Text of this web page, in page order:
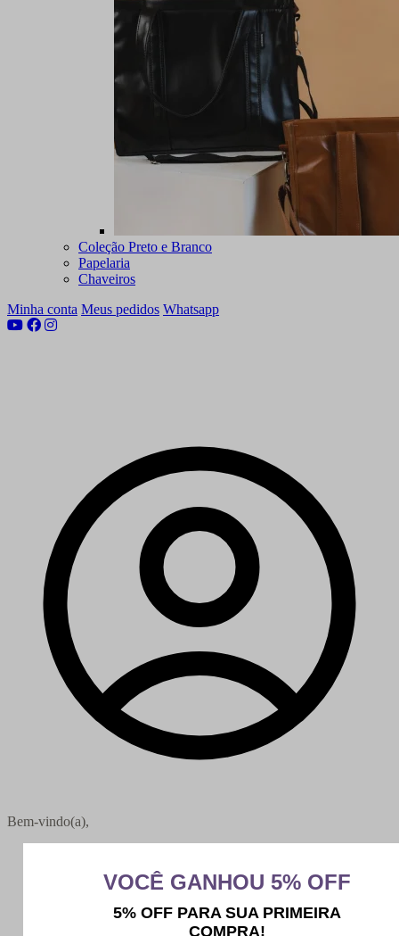
Coleção Preto e Branco
Papelaria
Chaveiros
Minha conta Meus pedidos Whatsapp
Bem-vindo(a),